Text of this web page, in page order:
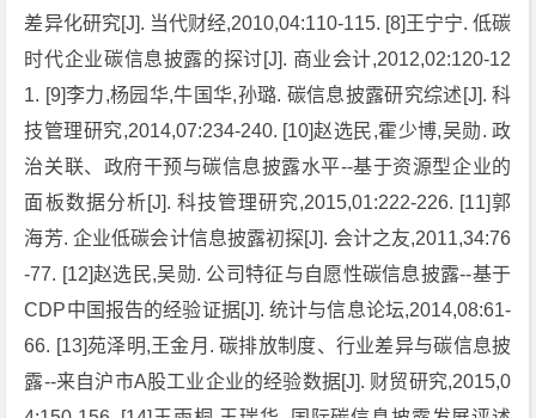
差异化研究[J]. 当代财经,2010,04:110-115. [8]王宁宁. 低碳
时代企业碳信息披露的探讨[J]. 商业会计,2012,02:120-12
1. [9]李力,杨园华,牛国华,孙璐. 碳信息披露研究综述[J]. 科
技管理研究,2014,07:234-240. [10]赵选民,霍少博,吴勋. 政
治关联、政府干预与碳信息披露水平--基于资源型企业的
面板数据分析[J]. 科技管理研究,2015,01:222-226. [11]郭
海芳. 企业低碳会计信息披露初探[J]. 会计之友,2011,34:76
-77. [12]赵选民,吴勋. 公司特征与自愿性碳信息披露--基于
CDP中国报告的经验证据[J]. 统计与信息论坛,2014,08:61-
66. [13]苑泽明,王金月. 碳排放制度、行业差异与碳信息披
露--来自沪市A股工业企业的经验数据[J]. 财贸研究,2015,0